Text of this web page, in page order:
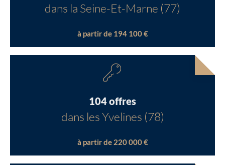
dans la Seine-Et-Marne (77)
à partir de 194 100 €
104 offres
dans les Yvelines (78)
à partir de 220 000 €